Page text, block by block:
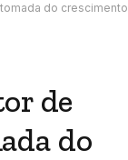
do crescimento
de
do